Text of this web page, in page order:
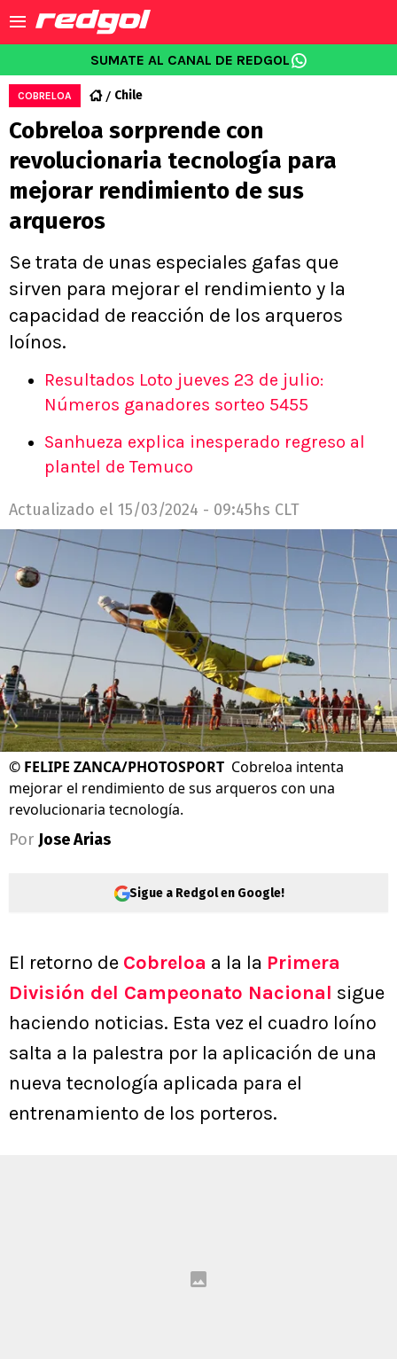
SUMATE AL CANAL DE REDGOL
COBRELOA Chile
Cobreloa sorprende con
revolucionaria tecnología para
mejorar rendimiento de sus
arqueros
Se trata de unas especiales gafas que
sirven para mejorar el rendimiento y la
capacidad de reacción de los arqueros
loínos.
Resultados Loto jueves 23 de julio:
Números ganadores sorteo 5455
Sanhueza explica inesperado regreso al
plantel de Temuco
Actualizado el 15/03/2024 - 09:45hs CLT
© FELIPE ZANCA/PHOTOSPORT Cobreloa intenta
mejorar el rendimiento de sus arqueros con una
revolucionaria tecnología.
Por Jose Arias
Sigue a Redgol en Google!
El retorno de Cobreloa a la la Primera
División del Campeonato Nacional sigue
haciendo noticias. Esta vez el cuadro loíno
salta a la palestra por la aplicación de una
nueva tecnología aplicada para el
entrenamiento de los porteros.